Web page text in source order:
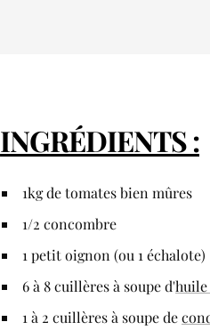
INGRÉDIENTS :
1kg de tomates bien mûres
1/2 concombre
1 petit oignon (ou 1 échalote)
6 à 8 cuillères à soupe d'
1 à 2 cuillères à soupe de